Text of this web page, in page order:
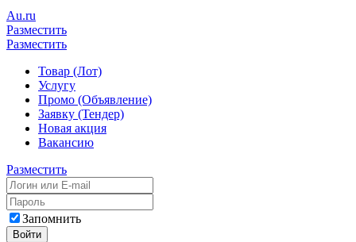
Au.ru
Разместить
Разместить
Товар (Лот)
Услугу
Промо (Объявление)
Заявку (Тендер)
Новая акция
Вакансию
Разместить
Запомнить
Войти